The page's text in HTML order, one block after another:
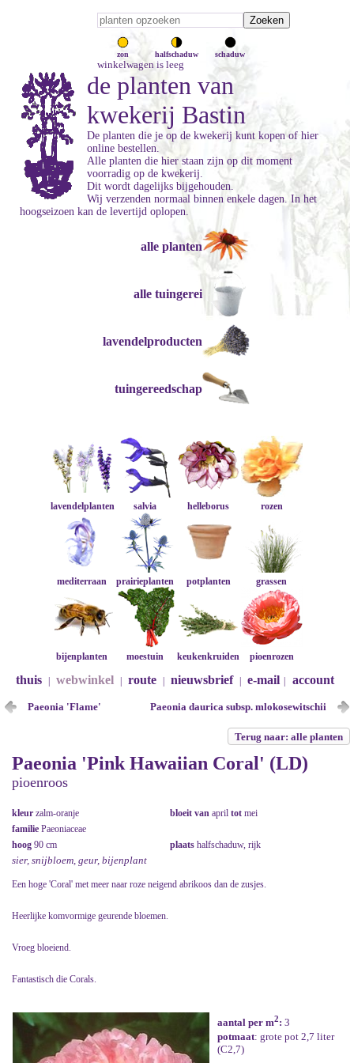
zon halfschaduw schaduw
winkelwagen is leeg
de planten van
kwekerij Bastin
De planten die je op de kwekerij kunt kopen of hier
online bestellen.
Alle planten die hier staan zijn op dit moment
voorradig op de kwekerij.
Dit wordt dagelijks bijgehouden.
Wij verzenden normaal binnen enkele dagen. In het
hoogseizoen kan de levertijd oplopen.
alle planten
alle tuingerei
lavendelproducten
tuingereedschap
lavendelplanten salvia helleborus rozen
mediterraan prairieplanten potplanten grassen
bijenplanten moestuin keukenkruiden pioenrozen
thuis webwinkel route nieuwsbrief e-mail account
Paeonia 'Flame' Paeonia daurica subsp. mlokosewitschii
Terug naar: alle planten
Paeonia 'Pink Hawaiian Coral' (LD)
pioenroos
kleur zalm-oranje bloeit van april tot mei
familie Paeoniaceae
hoog 90 cm plaats halfschaduw, rijk
sier, snijbloem, geur, bijenplant
Een hoge 'Coral' met meer naar roze neigend abrikoos dan de zusjes.
Heerlijke komvormige geurende bloemen.
Vroeg bloeiend.
Fantastisch die Corals.
aantal per m2: 3
potmaat: grote pot 2,7 liter
(C2,7)